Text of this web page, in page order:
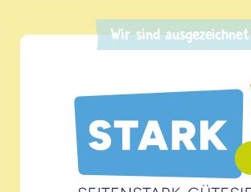
Wir sind ausgezeichnet